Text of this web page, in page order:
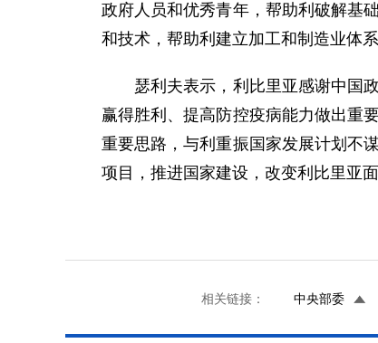
政府人员和优秀青年，帮助利破解基
和技术，帮助利建立加工和制造业体
瑟利夫表示，利比里亚感谢中国政
赢得胜利、提高防控疫病能力做出重
重要思路，与利重振国家发展计划不
项目，推进国家建设，改变利比里亚面
相关链接： 中央部委